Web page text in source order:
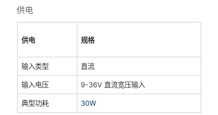
供电
供电 规格
输入类型 直流
输入电压 9-36V 直流宽压输入
典型功耗 30W